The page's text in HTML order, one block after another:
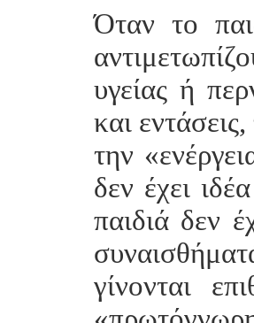
Όταν το
υγείας ή
και
την
δεν έχει
παιδιά δεν
γίνονται